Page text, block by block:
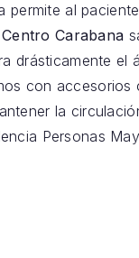
permite al
Carabana
drásticamente el
con accesorios
la
Personas